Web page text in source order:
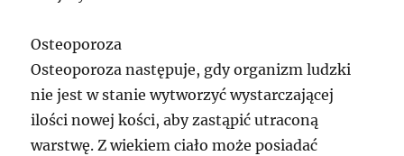
Osteoporoza
Osteoporoza następuje, gdy organizm ludzki
nie jest w stanie wytworzyć wystarczającej
ilości nowej kości, aby zastąpić utraconą
warstwę. Z wiekiem ciało może posiadać